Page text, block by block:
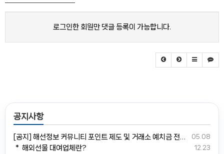
로그인한 회원만 댓글 등록이 가능합니다.
공지사항
05.08
[공지] 해선정보 커뮤니티 포인트 제도 및 거래소 예치금 전환 안내
12.23
＊ 해외선물 대여업체란?